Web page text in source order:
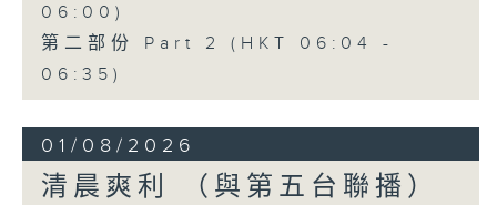
06:00)
第二部份 Part 2 (HKT 06:04 -
06:35)
01/08/2026
清晨爽利 （與第五台聯播）